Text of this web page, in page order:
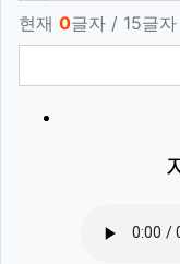
현재 0글자 / 15글